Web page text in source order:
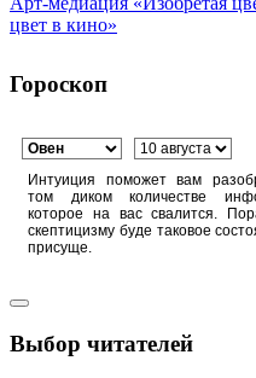
цвет в кино»
Гороскоп
Интуиция поможет вам
том диком количестве
которое на вас свалится.
скептицизму буде таковое
присуще.
Выбор читателей